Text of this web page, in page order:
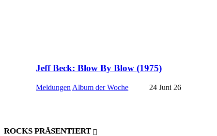
Jeff Beck: Blow By Blow (1975)
Meldungen Album der Woche 24 Juni 26
ROCKS PRÄSENTIERT